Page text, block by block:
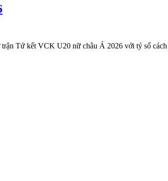
Tứ kết VCK U20 nữ châu Á 2026 với tỷ số